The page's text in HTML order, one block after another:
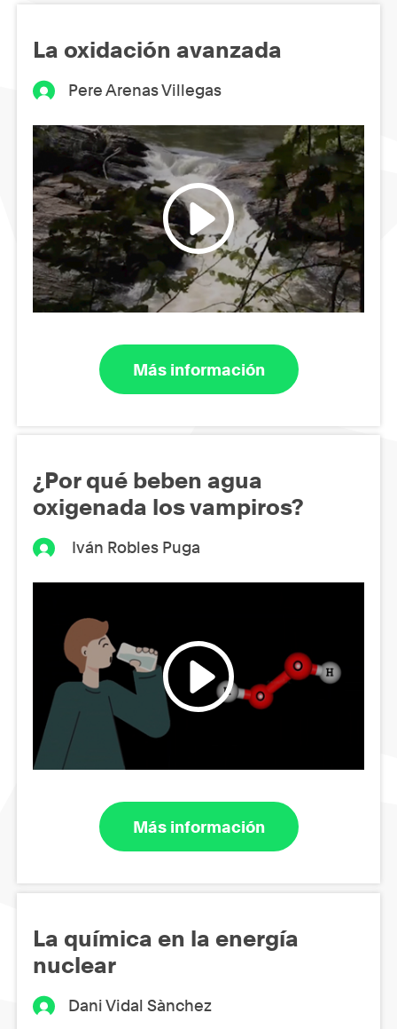
La oxidación avanzada
Pere Arenas Villegas
Más información
¿Por qué beben agua
oxigenada los vampiros?
Iván Robles Puga
Más información
La química en la energía
nuclear
Dani Vidal Sànchez